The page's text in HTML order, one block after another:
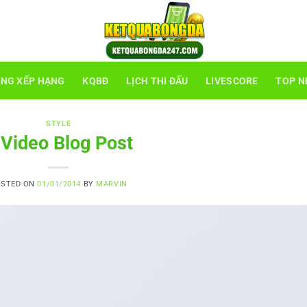
XẾP HẠNG KQBĐ LỊCH THI ĐẤU LIVESCORE TOP
STYLE
Blog Post
ON01/01/2014 BY MARVIN